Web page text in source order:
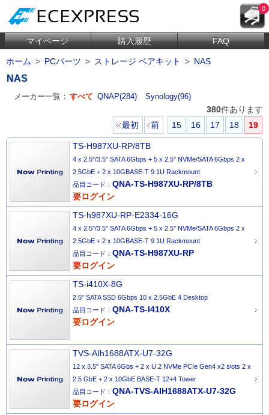
0
マイページ 購入履歴 FAQ
ホーム > PCパーツ > ストレージ ベアキット > NAS
NAS
メーカー一覧： すべて QNAP(284) Synology(96)
380件あります
最初
前 15 16 17 18 19
TS-H987XU-RP/8TB
4 x 2.5"/3.5" SATA 6Gbps + 5 x 2.5" NVMe/SATA 6Gbps 2 x
2.5GbE + 2 x 10GBASE-T 9 1U Rackmount
品目コード： QNA-TS-H987XU-RP/8TB
要ログイン
TS-h987XU-RP-E2334-16G
4 x 2.5"/3.5" SATA 6Gbps + 5 x 2.5" NVMe/SATA 6Gbps 2 x
2.5GbE + 2 x 10GBASE-T 9 1U Rackmount
品目コード： QNA-TS-H987XU-RP
要ログイン
TS-i410X-8G
2.5" SATA SSD 6Gbps 10 x 2.5GbE 4 Desktop
品目コード： QNA-TS-I410X
要ログイン
TVS-AIh1688ATX-U7-32G
12 x 3.5" SATA 6Gbs + 2 x U.2 NVMe PCIe Gen4 x2 slots 2 x
2.5 GbE + 2 x 10GbE BASE-T 12+4 Tower
品目コード： QNA-TVS-AIH1688ATX-U7-32G
要ログイン